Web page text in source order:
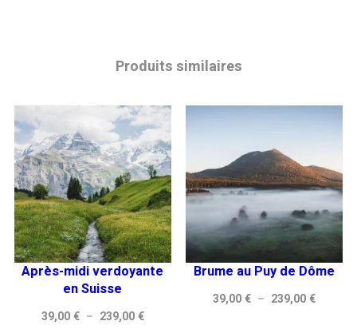
Produits similaires
Après-midi verdoyante
en Suisse
39,00 € – 239,00 €Plage
Brume au Puy de Dôme
39,00 € – 239,00 €Plage